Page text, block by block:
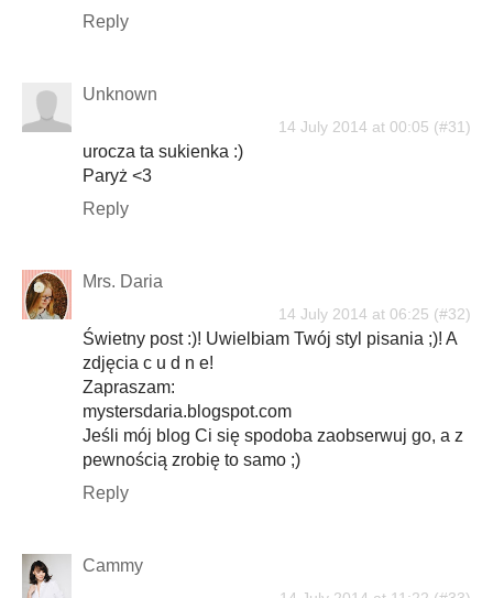
Reply
Unknown
14 July 2014 at 00:05
urocza ta sukienka :)
Paryż <3
Reply
Mrs. Daria
14 July 2014 at 06:25
Świetny post :)! Uwielbiam Twój styl pisania ;)! A
zdjęcia c u d n e!
Zapraszam:
mystersdaria.blogspot.com
Jeśli mój blog Ci się spodoba zaobserwuj go, a z
pewnością zrobię to samo ;)
Reply
Cammy